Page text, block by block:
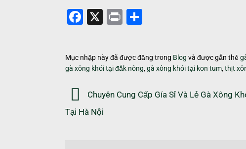
Facebook
X Print
Mục nhập này đã được đăng trong Blog và được gắn thẻ
gà xông khói tại đắk nông,gà xông khói tại kon tum,thịt
Chuyên Cung Cấp Gía Sỉ Và Lẻ Gà Xông
Tại Hà Nội